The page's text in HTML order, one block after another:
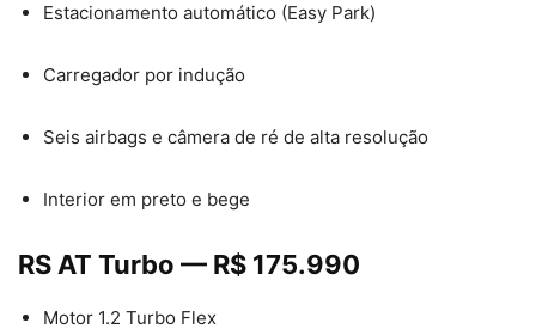
Estacionamento automático (Easy Park)
Carregador por indução
Seis airbags e câmera de ré de alta resolução
Interior em preto e bege
RS AT Turbo — R$ 175.990
Motor 1.2 Turbo Flex